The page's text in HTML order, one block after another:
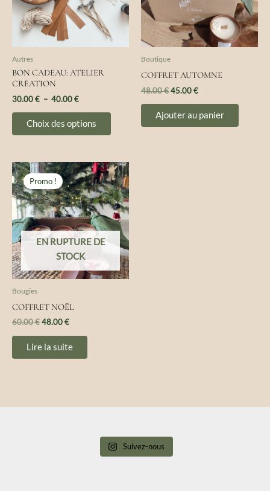
Autres
BON CADEAU: ATELIER
CRÉATION
30.00€ – 40.00€
Choix des options
Les
options
peuvent
Boutique
COFFRET AUTOMNE
48.00€45.00€
Ajouter au panier
EN RUPTURE DE
STOCK
Promo !
Bougies
COFFRET NOËL
60.00€
Le
prix
initial
était :
60.00 €.
48.00€
Le
prix
actuel
est :
48.00 €.
Lire la suite
Suivez-nous